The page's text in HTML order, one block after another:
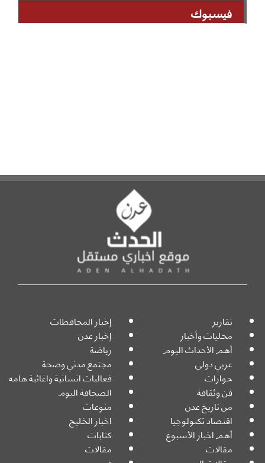
فيسبوك
تقارير إخبار المحافظات
محليات وأخبار إخبار عدن
أهم الأحداث اليوم رياضة
عربي دولي مجتمع مدني وصحة
حوارات فعاليات انسانية واغاثية هامه
فن وثقافة الصحافة اليوم
من تاريخ عدن منوعات
اقتصاد تكنولوجيا اخبار الخليج
أهم اخبار الأسبوع كتابات
مقالات مقالات